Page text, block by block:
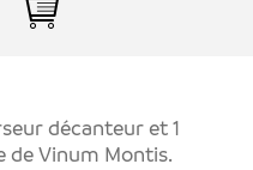
décanteur et 1
de Vinum Montis.